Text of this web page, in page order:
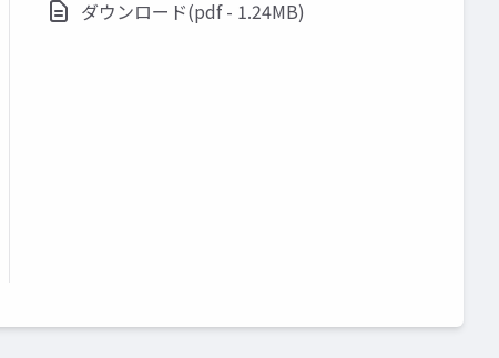
ダウンロード(pdf - 1.24MB)